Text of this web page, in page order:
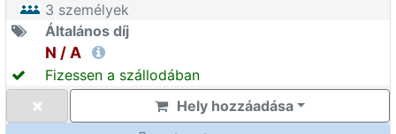
3 személyek
Általános díj
N / A
Fizessen a szállodában
Hely hozzáadása